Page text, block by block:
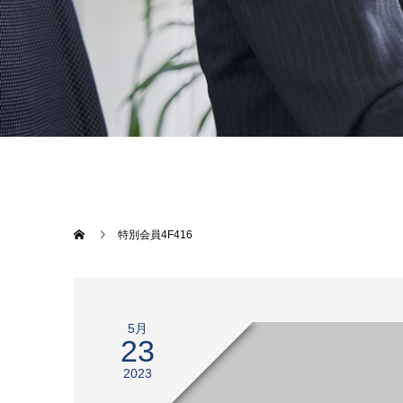
特別会員4F416
5月
23
2023